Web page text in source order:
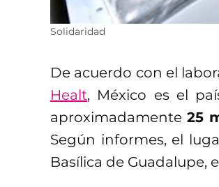
Solidaridad
De acuerdo con el
Healt, México es el
aproximadamente25
Según informes, el
Basílica de Guadalupe,